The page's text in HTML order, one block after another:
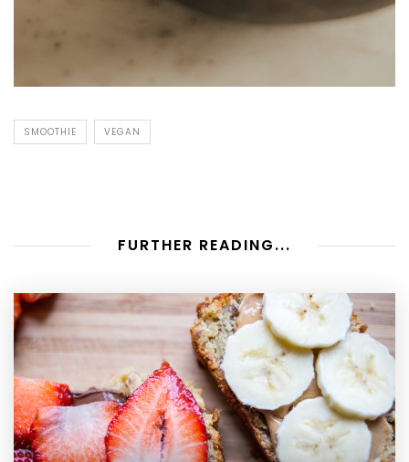
SMOOTHIE VEGAN
FURTHER READING...